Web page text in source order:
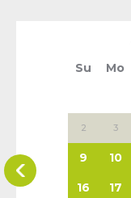
Su Mo
2 3
9 10
16 17